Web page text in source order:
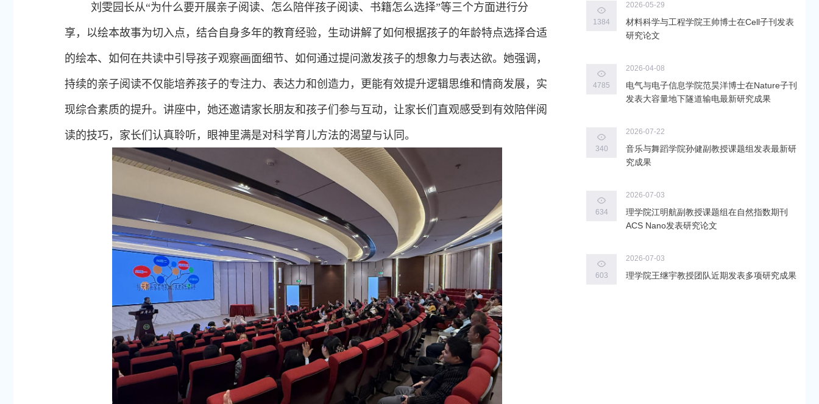
刘雯园长从“为什么要开展亲子阅读、怎么陪伴孩子阅读、书籍怎么选择”等三个方面进行分
享，以绘本故事为切入点，结合自身多年的教育经验，生动讲解了如何根据孩子的年龄特点选择合适
的绘本、如何在共读中引导孩子观察画面细节、如何通过提问激发孩子的想象力与表达欲。她强调，
持续的亲子阅读不仅能培养孩子的专注力、表达力和创造力，更能有效提升逻辑思维和情商发展，实
现综合素质的提升。讲座中，她还邀请家长朋友和孩子们参与互动，让家长们直观感受到有效陪伴阅
读的技巧，家长们认真聆听，眼神里满是对科学育儿方法的渴望与认同。
1384
2026-05-29
材料科学与工程学院王帅博士在Cell子刊发表
研究论文
4785
2026-04-08
电气与电子信息学院范昊洋博士在Nature子刊
发表大容量地下隧道输电最新研究成果
340
2026-07-22
音乐与舞蹈学院孙健副教授课题组发表最新研
究成果
634
2026-07-03
理学院江明航副教授课题组在自然指数期刊
ACS Nano发表研究论文
603
2026-07-03
理学院王继宇教授团队近期发表多项研究成果